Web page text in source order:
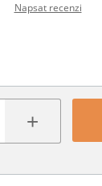
Napsat recenzi
+